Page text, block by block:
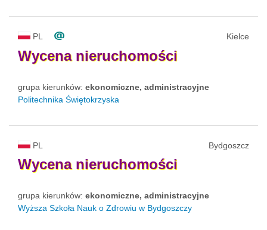
PL Kielce
Wycena nieruchomości
grupa kierunków: ekonomiczne, administracyjne
Politechnika Świętokrzyska
PL Bydgoszcz
Wycena nieruchomości
grupa kierunków: ekonomiczne, administracyjne
Wyższa Szkoła Nauk o Zdrowiu w Bydgoszczy